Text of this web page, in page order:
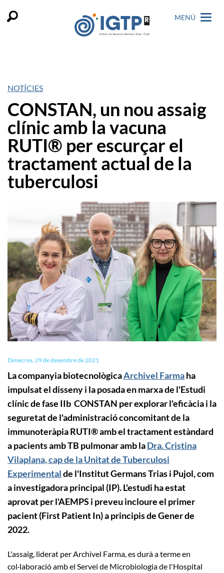
MENÚ
NOTÍCIES
CONSTAN, un nou assaig
clínic amb la vacuna
RUTI® per escurçar el
tractament actual de la
tuberculosi
Dimecres, 29 de desembre de 2021
La companyia biotecnològicaArchivel Farmaha
impulsat el disseny i la posada en marxa de l'Estudi
clínic de fase IIb CONSTAN per explorar l'eficàcia i la
seguretat de l'administració concomitant de la
immunoteràpia RUTI® amb el tractament estàndard
a pacients amb TB pulmonar amb laDra. Cristina
Vilaplana, cap de la Unitat de Tuberculosi
Experimentalde l'Institut Germans Trias i Pujol,com
a investigadora principal (IP). L'estudi ha estat
aprovat per l'AEMPS i preveu incloure el primer
pacient (First Patient In) a principis de Gener de
2022.
L'assaig, liderat per Archivel Farma, es durà a terme en
col·laboració amb el Servei de Microbiologia de l'Hospital